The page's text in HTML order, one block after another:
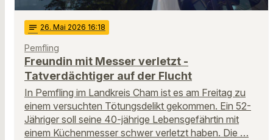
notes 26. Mai 2026 16:18
Pemfling
Freundin mit Messer verletzt -
Tatverdächtiger auf der Flucht
In Pemfling im Landkreis Cham ist es am Freitag zu
einem versuchten Tötungsdelikt gekommen. Ein 52-
Jähriger soll seine 40-jährige Lebensgefährtin mit
einem Küchenmesser schwer verletzt haben. Die …